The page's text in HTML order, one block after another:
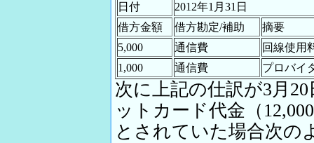
日付
2012年1月31日
借方金額
借方勘定/補助
摘要
5,000
通信費
回線使用
1,000
通信費 プロバイ
次に上記の仕訳が3月
ットカード代金（
とされていた場合次の